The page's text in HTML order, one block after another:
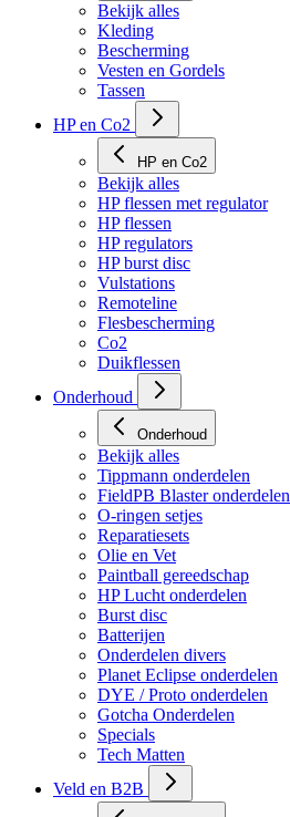
Bekijk alles
Kleding
Bescherming
Vesten en Gordels
Tassen
HP en Co2
HP en Co2
Bekijk alles
HP flessen met regulator
HP flessen
HP regulators
HP burst disc
Vulstations
Remoteline
Flesbescherming
Co2
Duikflessen
Onderhoud
Onderhoud
Bekijk alles
Tippmann onderdelen
FieldPB Blaster onderdelen
O-ringen setjes
Reparatiesets
Olie en Vet
Paintball gereedschap
HP Lucht onderdelen
Burst disc
Batterijen
Onderdelen divers
Planet Eclipse onderdelen
DYE / Proto onderdelen
Gotcha Onderdelen
Specials
Tech Matten
Veld en B2B